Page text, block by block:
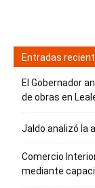
Entradas
El Gobernador
de obras en
Jaldo analizó la
Comercio
mediante